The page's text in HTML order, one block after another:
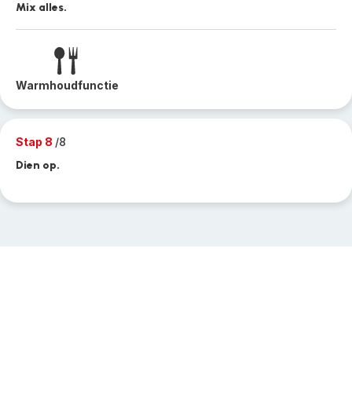
Mix alles.
Warmhoudfunctie
Stap 8 /8
Dien op.